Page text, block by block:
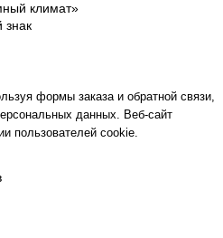
климат»
знак
формы заказа и обратной связи,
данных. Веб-сайт
пользователей cookie.